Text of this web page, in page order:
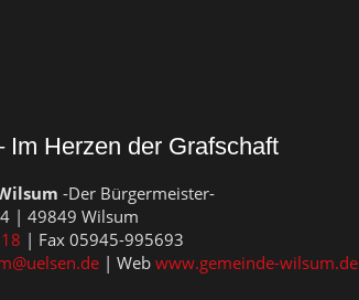
Im Herzen der Grafschaft
-Der Bürgermeister-
| 49849 Wilsum
| Fax 05945-995693
| Webwww.gemeinde-wilsum.de